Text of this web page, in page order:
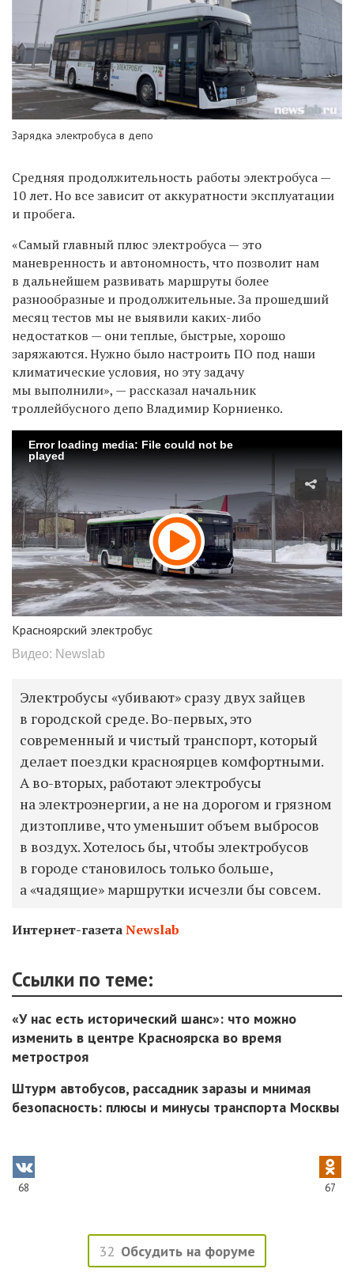
Зарядка электробуса в депо
Средняя продолжительность работы электробуса —
10 лет. Но все зависит от аккуратности эксплуатации
и пробега.
«Самый главный плюс электробуса — это
маневренность и автономность, что позволит нам
в дальнейшем развивать маршруты более
разнообразные и продолжительные. За прошедший
месяц тестов мы не выявили каких-либо
недостатков — они теплые, быстрые, хорошо
заряжаются. Нужно было настроить ПО под наши
климатические условия, но эту задачу
мы выполнили», — рассказал начальник
троллейбусного депо Владимир Корниенко.
Error loading media: File could not be
played
Красноярский электробус
Видео: Newslab
Электробусы «убивают» сразу двух зайцев
в городской среде. Во-первых, это
современный и чистый транспорт, который
делает поездки красноярцев комфортными.
А во-вторых, работают электробусы
на электроэнергии, а не на дорогом и грязном
дизтопливе, что уменьшит объем выбросов
в воздух. Хотелось бы, чтобы электробусов
в городе становилось только больше,
а «чадящие» маршрутки исчезли бы совсем.
Интернет-газетаNewslab
Ссылки по теме:
«У нас есть исторический шанс»: что можно
изменить в центре Красноярска во время
метростроя
Штурм автобусов, рассадник заразы и мнимая
безопасность: плюсы и минусы транспорта Москвы
68 67
32 Обсудить на форуме